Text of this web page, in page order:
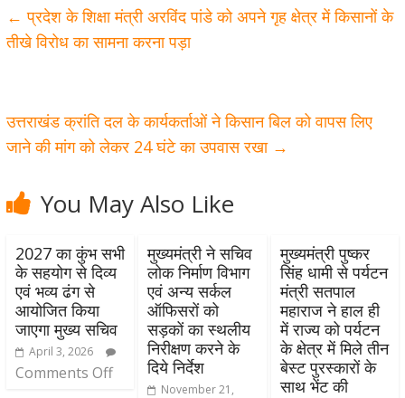
← प्रदेश के शिक्षा मंत्री अरविंद पांडे को अपने गृह क्षेत्र में किसानों के
तीखे विरोध का सामना करना पड़ा
उत्तराखंड क्रांति दल के कार्यकर्ताओं ने किसान बिल को वापस लिए
जाने की मांग को लेकर 24 घंटे का उपवास रखा →
You May Also Like
2027 का कुंभ सभी
के सहयोग से दिव्य
एवं भव्य ढंग से
आयोजित किया
जाएगा मुख्य सचिव
April 3, 2026
Comments Off
मुख्यमंत्री ने सचिव
लोक निर्माण विभाग
एवं अन्य सर्कल
ऑफिसरों को
सड़कों का स्थलीय
निरीक्षण करने के
दिये निर्देश
November 21,
मुख्यमंत्री पुष्कर
सिंह धामी से पर्यटन
मंत्री सतपाल
महाराज ने हाल ही
में राज्य को पर्यटन
के क्षेत्र में मिले तीन
बेस्ट पुरस्कारों के
साथ भेंट की